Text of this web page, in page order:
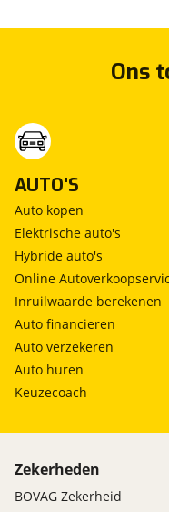
Ons
AUTO'S
Auto kopen
Elektrische auto's
Hybride auto's
Online
Inruilwaarde berekenen
Auto financieren
Auto verzekeren
Auto huren
Keuzecoach
Zekerheden
BOVAG Zekerheid